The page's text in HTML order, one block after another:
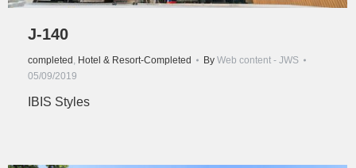
J-140
completed, Hotel & Resort-Completed By Web content - JWS
05/09/2019
IBIS Styles